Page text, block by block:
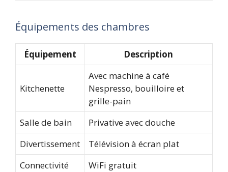
Équipements des chambres
Équipement Description
Kitchenette
Avec machine à café
Nespresso, bouilloire et
grille-pain
Salle de bain
Privative avec douche
Divertissement
Télévision à écran plat
Connectivité
WiFi gratuit